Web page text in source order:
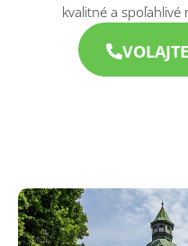
kvalitné a spoľahlivé